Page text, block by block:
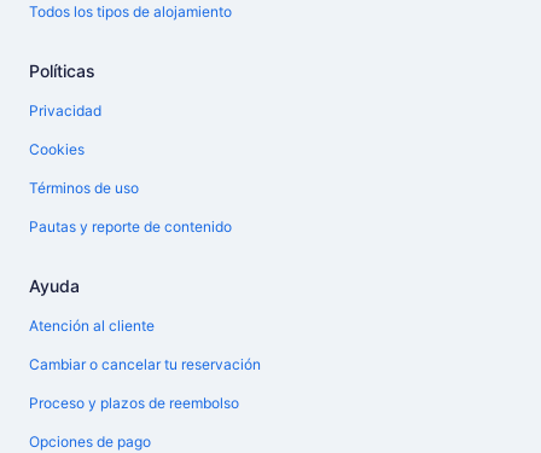
Todos los tipos de alojamiento
Políticas
Privacidad
Cookies
Términos de uso
Pautas y reporte de contenido
Ayuda
Atención al cliente
Cambiar o cancelar tu reservación
Proceso y plazos de reembolso
Opciones de pago